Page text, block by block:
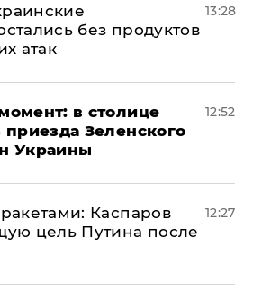
без продуктов
атак
13:28
в столице
Зеленского
Украины
12:52
Каспаров
цель Путина после
12:27